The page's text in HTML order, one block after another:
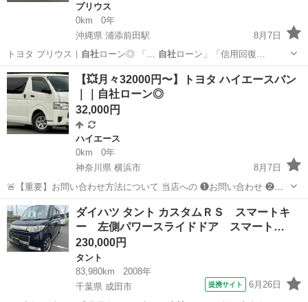
プリウス
0km
0年
沖縄県 浦添前田駅
8月7日
トヨタ プリウス｜ 自社 ローン◎ 「… 自社ローン」「信用回復…
沖縄 那覇市 浦添前田駅 プリウス ローン
【💥月々32000円〜】トヨタ ハイエースバン
｜｜自社ローン◎
32,000円
ハイエース
0km
0年
神奈川県 横浜市
8月7日
🚨【重要】お問い合わせ方法について 当店への ❶お問い合わせ ❷ロ
ーン審査 ❸車両のご案内 はすべて 【下記のLINEからのみ受付】とな
ります🙇 ▼こちらからLINE追加 ht...
神奈川 横浜市 ハイエース
ダイハツ タント カスタムＲＳ スマートキ
ー 左側パワースライドドア スマート…
230,000円
タント
83,980km
2008年
千葉県 成田市
提携サイト 6月26日